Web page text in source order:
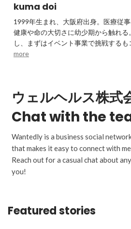
kuma doi
1999年生まれ、大阪府出身。医療従
健康や命の大切さに幼少期から触れ
し、まずはイベント事業で挑戦するも
more
ウェルヘルス株式
Chat with the
Wantedly is a business social
that makes it easy to connect with
Reach out for a casual chat about
you!
Featured stories